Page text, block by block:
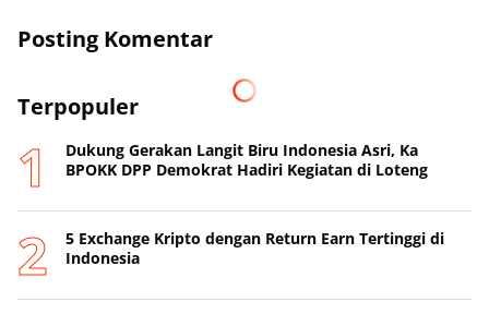
Posting Komentar
Terpopuler
Dukung Gerakan Langit Biru Indonesia Asri, Ka
BPOKK DPP Demokrat Hadiri Kegiatan di Loteng
5 Exchange Kripto dengan Return Earn Tertinggi di
Indonesia